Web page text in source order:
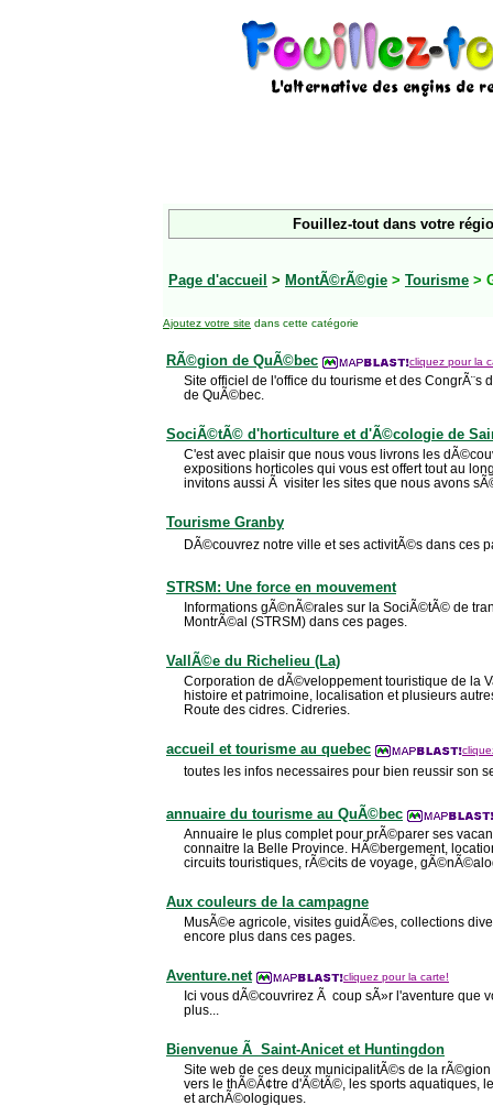
Fouillez-tout dans votre
Page d'accueil > MontÃ©rÃ©gie > Tourisme >
Ajoutez votre site dans cette catégorie
RÃ©gion de QuÃ©bec cliquez pour la
Site officiel de l'office du tourisme et des CongrÃ¨s
de QuÃ©bec.
SociÃ©tÃ© d'horticulture et d'Ã©cologie de
C'est avec plaisir que nous vous livrons les
expositions horticoles qui vous est offert tout au
invitons aussi Ã visiter les sites que nous avons
Tourisme Granby
DÃ©couvrez notre ville et ses activitÃ©s dans ces
STRSM: Une force en mouvement
Informations gÃ©nÃ©rales sur la SociÃ©tÃ© de
MontrÃ©al (STRSM) dans ces pages.
VallÃ©e du Richelieu (La)
Corporation de dÃ©veloppement touristique de la
histoire et patrimoine, localisation et plusieurs
Route des cidres. Cidreries.
accueil et tourisme au quebec
toutes les infos necessaires pour bien reussir son
annuaire du tourisme au QuÃ©bec
Annuaire le plus complet pour prÃ©parer ses
connaitre la Belle Province. HÃ©bergement,
circuits touristiques, rÃ©cits de voyage,
Aux couleurs de la campagne
MusÃ©e agricole, visites guidÃ©es, collections
encore plus dans ces pages.
Aventure.net cliquez pour la carte!
Ici vous dÃ©couvrirez Ã coup sÃ»r l'aventure que
plus...
Bienvenue Ã Saint-Anicet et Huntingdon
Site web de ces deux municipalitÃ©s de la
vers le thÃ©Ã¢tre d'Ã©tÃ©, les sports aquatiques,
et archÃ©ologiques.